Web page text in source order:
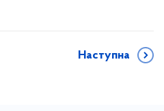
Наступна